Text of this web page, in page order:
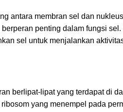
antara membran sel dan
penting dalam fungsi
sel untuk menjalankan
berlipat-lipat yang terdapat di
yang menempel pada